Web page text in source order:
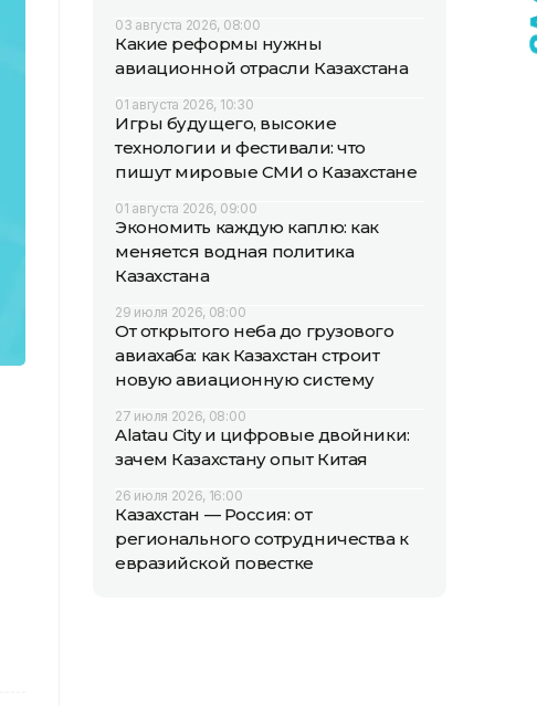
03 августа 2026, 08:00
Какие реформы нужны
авиационной отрасли Казахстана
01 августа 2026, 10:30
Игры будущего, высокие
технологии и фестивали: что
пишут мировые СМИ о Казахстане
01 августа 2026, 09:00
Экономить каждую каплю: как
меняется водная политика
Казахстана
29 июля 2026, 08:00
От открытого неба до грузового
авиахаба: как Казахстан строит
новую авиационную систему
27 июля 2026, 08:00
Alatau City и цифровые двойники:
зачем Казахстану опыт Китая
26 июля 2026, 16:00
Казахстан — Россия: от
регионального сотрудничества к
евразийской повестке